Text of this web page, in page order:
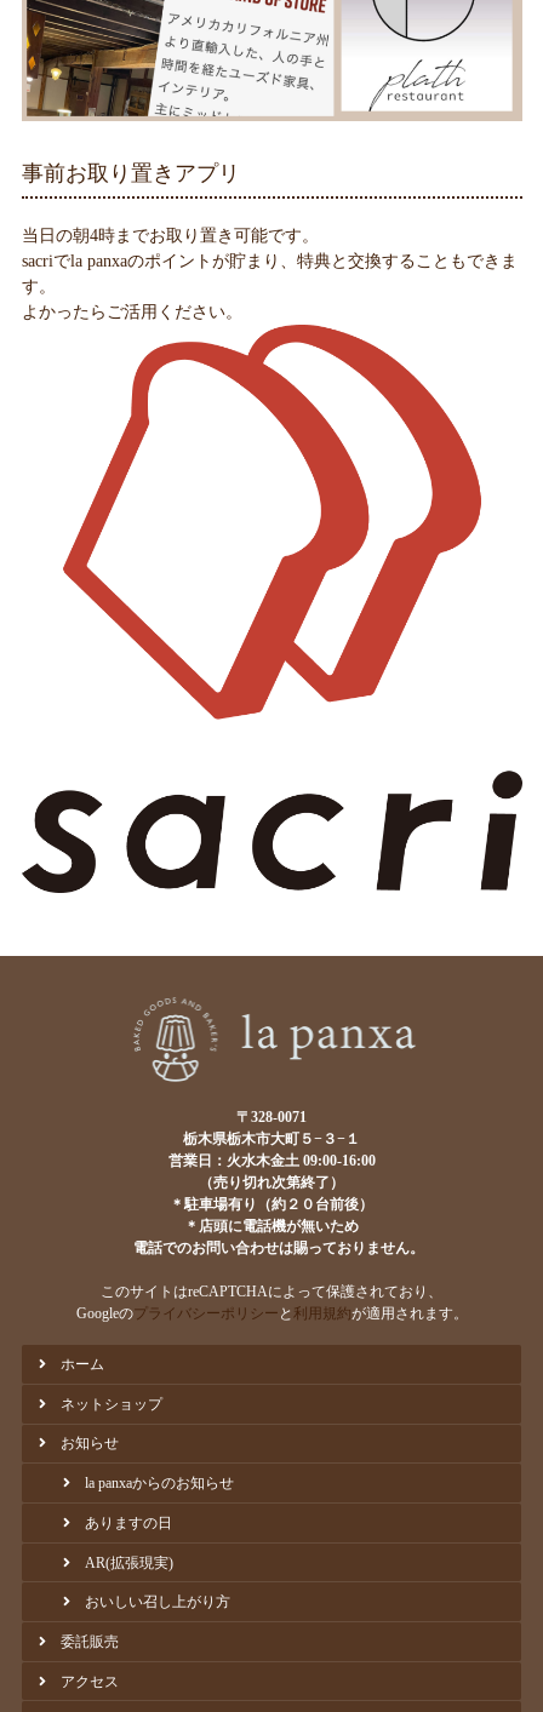
事前お取り置きアプリ
当日の朝4時までお取り置き可能です。
sacriでla panxaのポイントが貯まり、特典と交換することもできま
す。
よかったらご活用ください。
〒328-0071
栃木県栃木市大町５−３−１
営業日：火水木金土 09:00-16:00
（売り切れ次第終了）
＊駐車場有り（約２０台前後）
＊店頭に電話機が無いため
電話でのお問い合わせは賜っておりません。
このサイトはreCAPTCHAによって保護されており、
Googleのプライバシーポリシー と 利用規約が適用されます。
ホーム
ネットショップ
お知らせ
la panxaからのお知らせ
ありますの日
AR(拡張現実)
おいしい召し上がり方
委託販売
アクセス